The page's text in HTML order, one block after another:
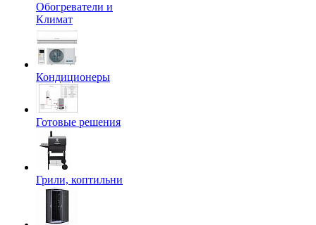
Обогреватели и
Климат
Кондиционеры
Готовые решения
Грили, коптильни